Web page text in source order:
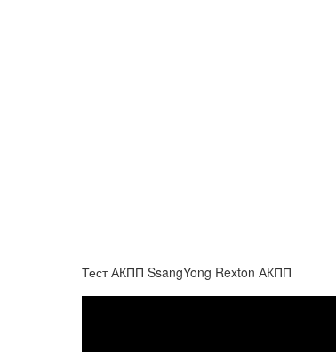
Тест АКПП SsangYong Rexton АКПП